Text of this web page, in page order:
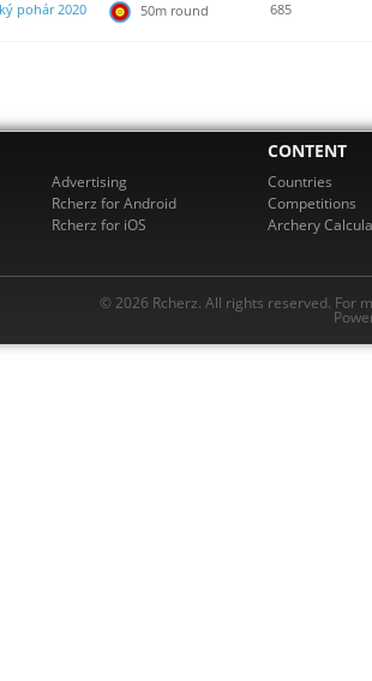
pohár 2020
50m round 685
Advertising
Rcherz for Android
Rcherz for iOS
CONTENT
Countries
Competitions
Archery
© 2026 Rcherz. All rights reserved. For